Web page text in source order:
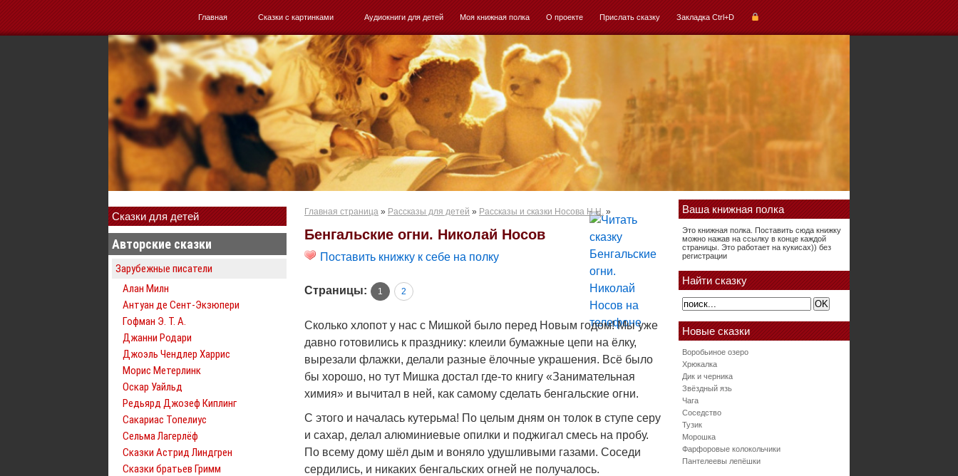
Главная Сказки с картинками Аудиокниги для детей Моя книжная полка О проекте Прислать сказку Закладка Ctrl+D
Сказки для детей
Авторские сказки
Зарубежные писатели
Алан Милн
Антуан де Сент-Экзюпери
Гофман Э. Т. А.
Джанни Родари
Джоэль Чендлер Харрис
Морис Метерлинк
Оскар Уайльд
Редьярд Джозеф Киплинг
Сакариас Топелиус
Сельма Лагерлёф
Сказки Астрид Линдгрен
Сказки братьев Гримм
Главная страница » Рассказы для детей » Рассказы и сказки Носова Н.Н. »
Бенгальские огни. Николай Носов
Поставить книжку к себе на полку
Страницы: 1 2
Сколько хлопот у нас с Мишкой было перед Новым годом! Мы уже
давно готовились к празднику: клеили бумажные цепи на ёлку,
вырезали флажки, делали разные ёлочные украшения. Всё было
бы хорошо, но тут Мишка достал где-то книгу «Занимательная
химия» и вычитал в ней, как самому сделать бенгальские огни.
С этого и началась кутерьма! По целым дням он толок в ступе серу
и сахар, делал алюминиевые опилки и поджигал смесь на пробу.
По всему дому шёл дым и воняло удушливыми газами. Соседи
сердились, и никаких бенгальских огней не получалось.
Ваша книжная полка
Это книжная полка. Поставить сюда книжку
можно нажав на ссылку в конце каждой
страницы. Это работает на кукисах)) без
регистрации
Найти сказку
Новые сказки
Воробьиное озеро
Хрюкалка
Дик и черника
Звёздный язь
Чага
Соседство
Тузик
Морошка
Фарфоровые колокольчики
Пантелеевы лепёшки